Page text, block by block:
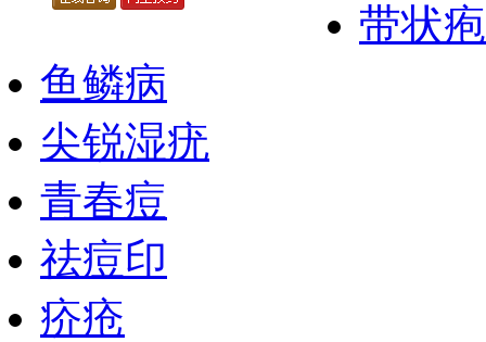
带状
鱼鳞病
尖锐湿疣
青春痘
祛痘印
疥疮